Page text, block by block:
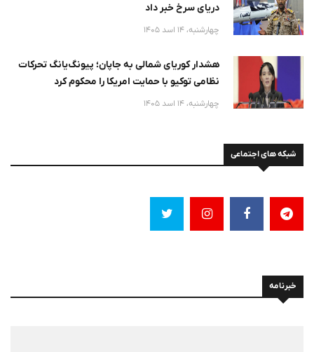
دریای سرخ خبر داد
چهارشنبه، 14 اسد 1405
هشدار کوریای شمالی به جاپان؛ پیونگ‌یانگ تحرکات
نظامی توکیو با حمایت امریکا را محکوم کرد
چهارشنبه، 14 اسد 1405
شبکه های اجتماعی
خبرنامه